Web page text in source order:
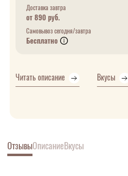
Доставка завтра
от 890 руб.
Самовывоз сегодня/завтра
Бесплатно
Читать описание Вкусы
ОтзывыОписаниеВкусы